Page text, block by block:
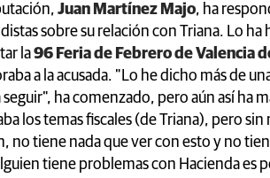
Juan Martínez Majo, ha
sobre su relación con Triana. Lo ha
la96 Feria de Febrero de Valencia
a la acusada. "Lo he dicho más de
ha comenzado, pero aún así ha
los temas fiscales (de Triana), pero
no tiene nada que ver con esto y no
tiene problemas con Hacienda es